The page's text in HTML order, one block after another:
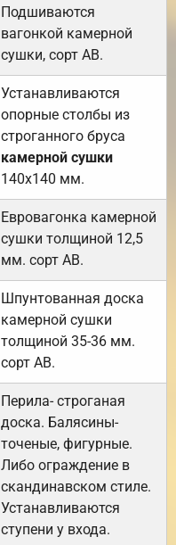
Подшиваются
вагонкой камерной
сушки, сорт АВ.
Устанавливаются
опорные столбы из
строганного бруса
камерной сушки
140х140 мм.
Евровагонка камерной
сушки толщиной 12,5
мм. сорт АВ.
Шпунтованная доска
камерной сушки
толщиной 35-36 мм.
сорт АВ.
Перила- строганая
доска. Балясины-
точеные, фигурные.
Либо ограждение в
скандинавском стиле.
Устанавливаются
ступени у входа.